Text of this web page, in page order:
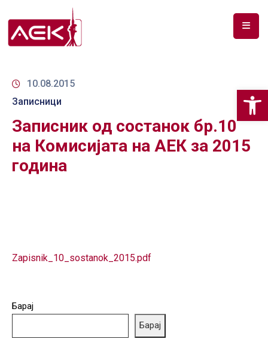
ЗА
ДОКУМЕНТИ
РФ
СПЕКТАР
КОРИСНИЦИ
10.08.2015
Записници
Записник од состанок бр.10
на Комисијата на АЕК за 2015
година
Zapisnik_10_sostanok_2015.pdf
Барај
Барај